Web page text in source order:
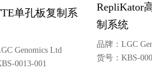
单孔板复制系
Genomics Ltd
0013-001
RepliKator
制系统
品牌： LGC
货号： KBS-